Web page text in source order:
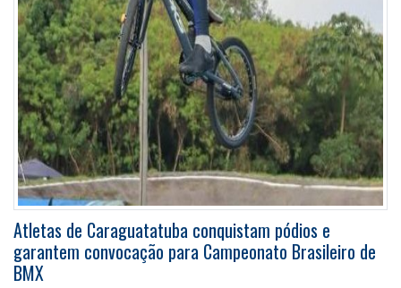
Atletas de Caraguatatuba conquistam pódios e
garantem convocação para Campeonato Brasileiro de
BMX